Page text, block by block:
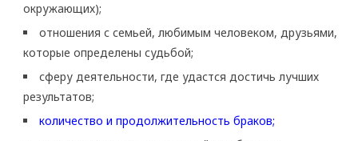
окружающих);
отношения с семьей, любимым человеком, друзьями,
которые определены судьбой;
сферу деятельности, где удастся достичь лучших
результатов;
количество и продолжительность браков;